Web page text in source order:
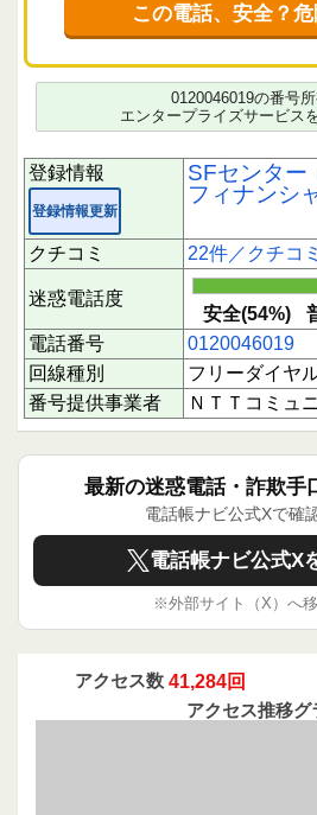
クチコミから読み解く電話の
とやや低めですが、安全と判
と全体の6割を超えているた
元である可能性が高い状況で
申込内容の確認や融資の査定
認など、金融サービスに関わ
です。一方で、審査過程での
感じられたり、電話対応に不
ます。電話に出られなかった
シミュレーション後に連絡が
報告されています。
短時間に偏った評価が見られ
情報としてご確認ください。
注意点と対応のポイント
レイクからの電話は、契約や
連絡である可能性が高いです
安がある場合は、公式ウェブ
確認し、疑問点は直接問い合
下にスクロールすると実際に
のクチコミを読むことができ
あなたの1回のクチコミ投稿
力ください。
この電話、安全？
0120046019の番号
エンタープライズサービス
登録情報
登録情報更新
SFセンター
フィナンシ
クチコミ 22件／クチコ
迷惑電話度
安全(54%)
電話番号
0120046019
回線種別
フリーダイヤ
番号提供事業者
ＮＴＴコミュ
最新の迷惑電話・詐欺手
電話帳ナビ公式Xで確
電話帳ナビ公式X
※外部サイト（X）へ
アクセス数 41,284回
アクセス推移グ